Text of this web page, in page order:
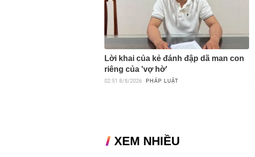
Lời khai của kẻ đánh đập dã man con
riêng của 'vợ hờ'
02:51 8/8/2026 PHÁP LUẬT
XEM NHIỀU